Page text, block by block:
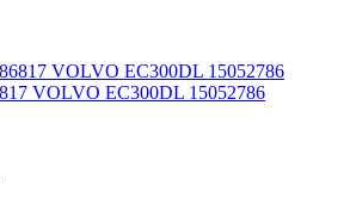
VOLVO EC300DL 15052786